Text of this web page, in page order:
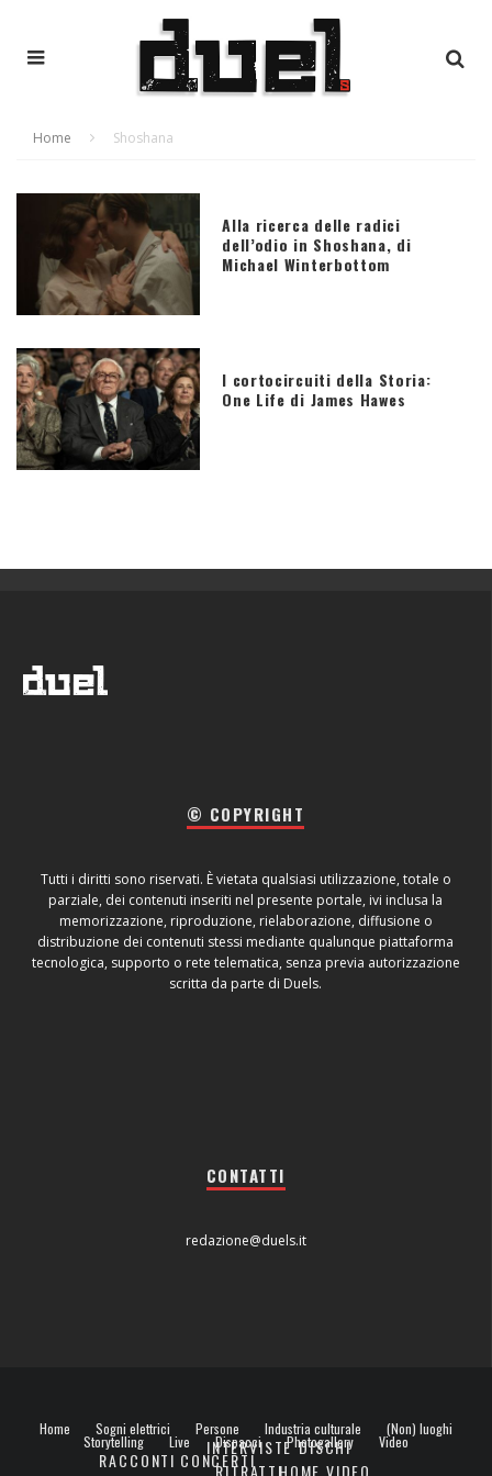
Home Shoshana
Alla ricerca delle radici
dell’odio in Shoshana, di
Michael Winterbottom
I cortocircuiti della Storia:
One Life di James Hawes
© COPYRIGHT
Tutti i diritti sono riservati. È vietata qualsiasi utilizzazione, totale o
parziale, dei contenuti inseriti nel presente portale, ivi inclusa la
memorizzazione, riproduzione, rielaborazione, diffusione o
distribuzione dei contenuti stessi mediante qualunque piattaforma
tecnologica, supporto o rete telematica, senza previa autorizzazione
scritta da parte di Duels.
CONTATTI
redazione@duels.it
Home Sogni elettrici Persone
INTERVISTE
Industria culturale
DISCHI
(Non) luoghi
Storytelling
RACCONTI
Live
CONCERTI
Dispacci Photogallery Video